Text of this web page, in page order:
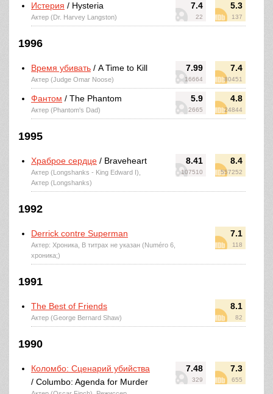
7.4
22
5.3
137
Истерия / Hysteria
Актер (Dr. Harvey Langston)
1996
7.99
16664
7.4
80451
Время убивать / A Time to Kill
Актер (Judge Omar Noose)
5.9
2665
4.8
24844
Фантом / The Phantom
Актер (Phantom's Dad)
1995
8.41
107510
8.4
557252
Храброе сердце / Braveheart
Актер (Longshanks - King Edward I),
Актер (Longshanks)
1992
7.1
118
Derrick contre Superman
Актер: Хроника, В титрах не указан (Numéro 6,
хроника;)
1991
8.1
82
The Best of Friends
Актер (George Bernard Shaw)
1990
7.48
329
7.3
655
Коломбо: Сценарий убийства
/ Columbo: Agenda for Murder